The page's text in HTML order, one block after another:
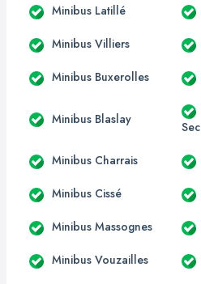
Minibus Latillé
Minibus Villiers
Minibus Buxerolles
Minibus Blaslay
Sec
Minibus Charrais
Minibus Cissé
Minibus Massognes
Minibus Vouzailles